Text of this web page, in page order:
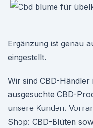
Ergänzung ist genau
eingestellt.
Wir sind CBD-Händler
ausgesuchte CBD-
unsere Kunden.
Shop: CBD-Blüten